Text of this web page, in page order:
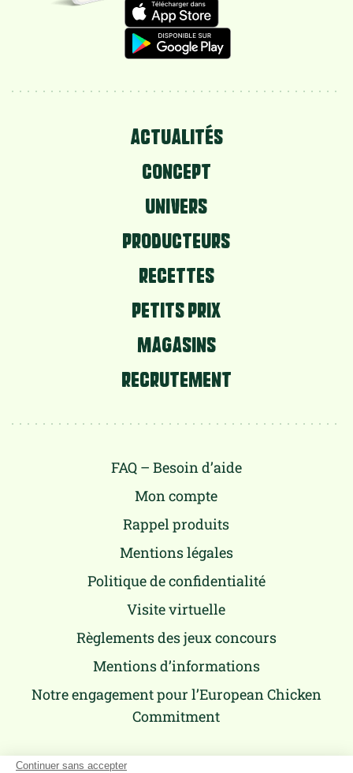
ACTUALITÉS
CONCEPT
UNIVERS
PRODUCTEURS
RECETTES
PETITS PRIX
MAGASINS
RECRUTEMENT
FAQ – Besoin d’aide
Mon compte
Rappel produits
Mentions légales
Politique de confidentialité
Visite virtuelle
Règlements des jeux concours
Mentions d’informations
Notre engagement pour l’European Chicken
Commitment
Continuer sans accepter